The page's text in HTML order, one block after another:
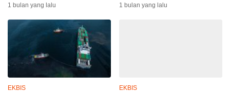
1 bulan yang lalu Ke Polri Meningkat
1 bulan yang lalu
EKBIS EKBIS